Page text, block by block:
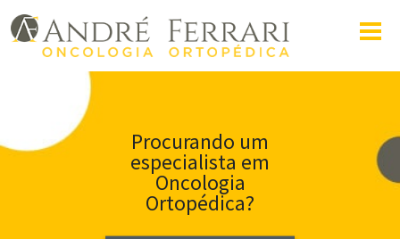
Procurando um
especialista em
Oncologia
Ortopédica?